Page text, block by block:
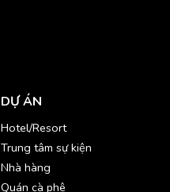
DỰ ÁN
Hotel/Resort
Trung tâm sự kiện
Nhà hàng
Quán cà phê